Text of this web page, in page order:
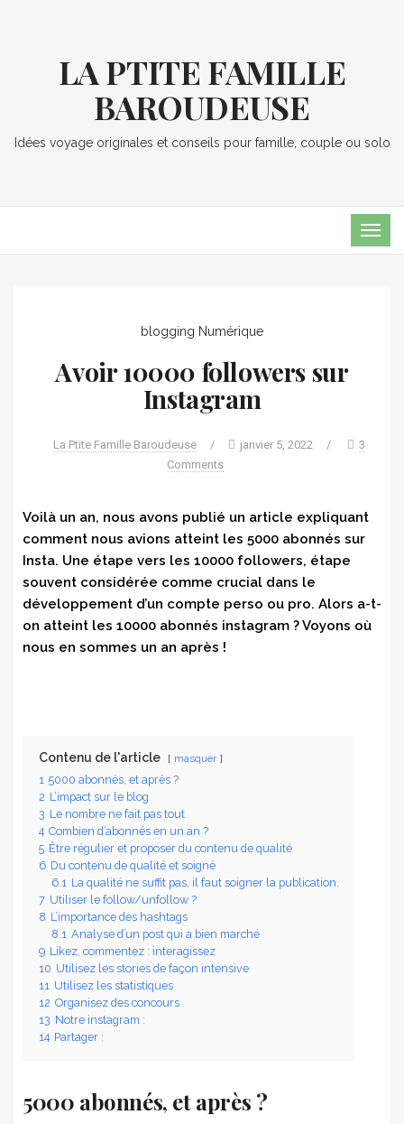
LA PTITE FAMILLE
BAROUDEUSE
Idées voyage originales et conseils pour famille, couple ou solo
blogging Numérique
Avoir 10000 followers sur
Instagram
La Ptite Famille Baroudeuse / janvier 5, 2022 /
3
Comments
Voilà un an, nous avons publié un article expliquant
comment nous avions atteint les 5000 abonnés sur
Insta. Une étape vers les 10000 followers, étape
souvent considérée comme crucial dans le
développement d’un compte perso ou pro. Alors a-t-
on atteint les 10000 abonnés instagram ? Voyons où
nous en sommes un an après !
Contenu de l'article masquer
1 5000 abonnés, et après ?
2 L’impact sur le blog
3 Le nombre ne fait pas tout
4 Combien d’abonnés en un an ?
5 Être régulier et proposer du contenu de qualité
6 Du contenu de qualité et soigné
6.1 La qualité ne suffit pas, il faut soigner la publication.
7 Utiliser le follow/unfollow ?
8 L’importance des hashtags
8.1 Analyse d’un post qui a bien marché
9 Likez, commentez : interagissez
10 Utilisez les stories de façon intensive
11 Utilisez les statistiques
12 Organisez des concours
13 Notre instagram :
14 Partager :
5000 abonnés, et après ?